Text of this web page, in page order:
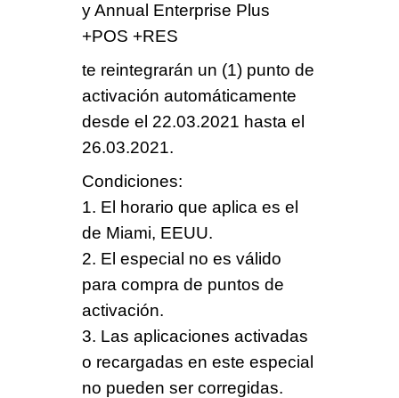
y Annual Enterprise Plus
+POS +RES
te reintegrarán un (1) punto de
activación automáticamente
desde el 22.03.2021 hasta el
26.03.2021.
Condiciones:
1. El horario que aplica es el
de Miami, EEUU.
2. El especial no es válido
para compra de puntos de
activación.
3. Las aplicaciones activadas
o recargadas en este especial
no pueden ser corregidas.